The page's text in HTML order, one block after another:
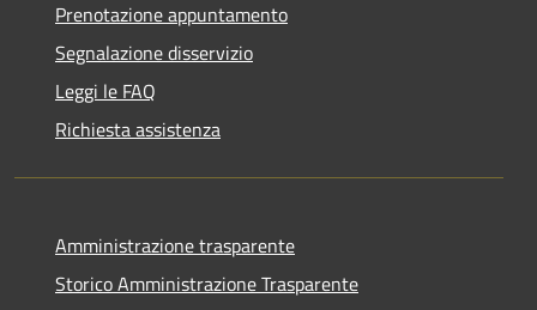
Prenotazione appuntamento
Segnalazione disservizio
Leggi le FAQ
Richiesta assistenza
Amministrazione trasparente
Storico Amministrazione Trasparente